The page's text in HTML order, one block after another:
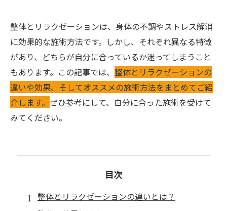
整体とリラクゼーションは、身体の不調やストレス解消
に効果的な施術方法です。しかし、それぞれ異なる特徴
があり、どちらが自分に合っているか迷ってしまうこと
もあります。この記事では、 整体とリラクゼーションの
違いや効果、そしてオススメの施術方法をまとめてご紹
介します。 ぜひ参考にして、自分に合った施術を受けて
みてください。
目次
整体とリラクゼーションの違いとは？